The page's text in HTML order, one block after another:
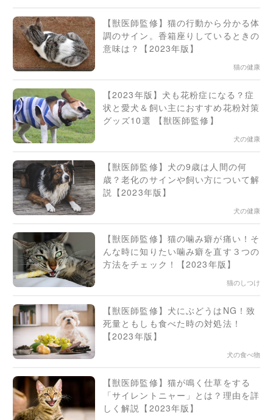
【獣医師監修】猫の行動から分かる体
調のサイン。香箱座りしているときの
意味は？【2023年版】
猫の健康
【2023年版】犬も花粉症になる？症
状と愛犬＆飼い主におすすめ花粉対策
グッズ10選 【獣医師監修】
犬の健康
【獣医師監修】犬の9歳は人間の何
歳？老化のサインや飼い方について解
説【2023年版】
犬の健康
【獣医師監修】猫の噛み癖が痛い！そ
んな時に知りたい噛み癖を直す３つの
方法をチェック！【2023年版】
猫のしつけ
【獣医師監修】犬にぶどうはNG！致
死量ともしも食べた時の対処法！
【2023年版】
犬の食べ物
【獣医師監修】猫が鳴く仕草をする
「サイレントニャー」とは？理由を詳
しく解説【2023年版】